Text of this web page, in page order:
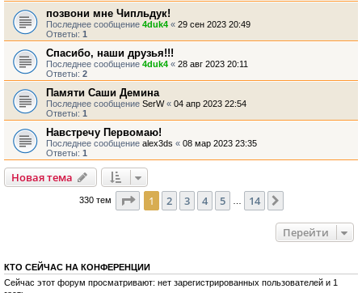
позвони мне Чипльдук!
Последнее сообщение 4duk4 « 29 сен 2023 20:49
Ответы: 1
Спасибо, наши друзья!!!
Последнее сообщение 4duk4 « 28 авг 2023 20:11
Ответы: 2
Памяти Саши Демина
Последнее сообщение SerW« 04 апр 2023 22:54
Ответы: 1
Навстречу Первомаю!
Последнее сообщение alex3ds « 08 мар 2023 23:35
Ответы: 1
Новая тема
330 тем Страница из 14
1 2 3 4 5 14
Перейти
КТО СЕЙЧАС НА КОНФЕРЕНЦИИ
Сейчас этот форум просматривают: нет зарегистрированных пользователей и 1